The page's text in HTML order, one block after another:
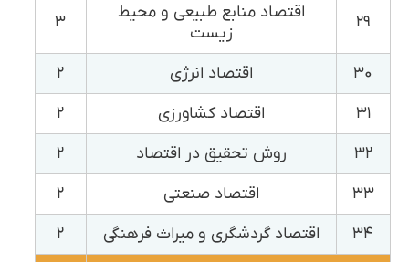
۲۹
اقتصاد منابع طبیعی و محیط
زیست
۳
۳۰ اقتصاد انرژی
۲
۳۱
اقتصاد کشاورزی
۲
۳۲
روش تحقیق در اقتصاد
۲
۳۳
اقتصاد صنعتی
۲
۳۴
اقتصاد گردشگری و میراث فرهنگی
۲